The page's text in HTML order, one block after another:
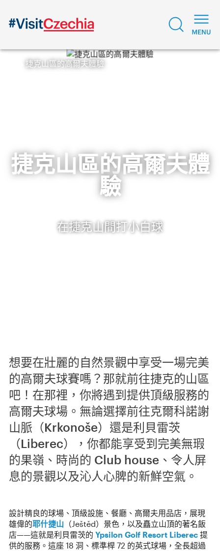
捷克山區的高爾夫體驗
捷克山區的高爾夫體
驗
在捷克山間打小白球
想要在壯麗的自然景觀中享受一場完美
的高爾夫球賽嗎？那就前往捷克的山區
吧！在那裡，你將遇到提供頂級服務的
高爾夫球場。無論選擇前往克爾科諾謝
山脈（Krkonoše）還是利貝雷茨
（Liberec），你都能享受到完美無瑕
的果嶺、時尚的 Club house、令人屏
息的景觀以及沁人心脾的新鮮空氣。
設計精良的球場、頂級設施、餐廳、高爾夫用品店，展現
雄偉的耶什捷山 （Ještěd）景色，以及矗立山頂的著名飯
店——這就是利貝雷茨的 Ypsilon Golf Resort Liberec 提
供的服務。這座 18 洞、標準桿 72 的英式球場，全長超過